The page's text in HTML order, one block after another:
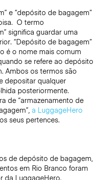
e “depósito de bagagem”
O termo
significa guardar uma
“Depósito de bagagem”
é o nome mais comum
se refere ao depósito
Ambos os termos são
depositar qualquer
posteriormente.
de “armazenamento de
a LuggageHero
seus pertences.
de depósito de bagagem,
em Rio Branco foram
da LuggageHero.